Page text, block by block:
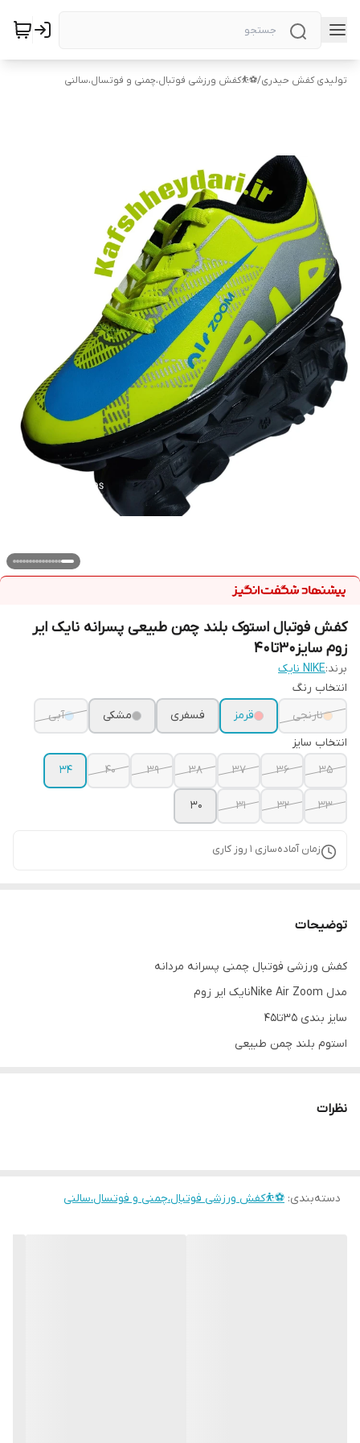
تولیدی کفش حیدری/⚽⛹️کفش ورزشی فوتبال،چمنی و فوتسال،سالنی
کفش فوتبال استوک بلند چمن طبیعی پسرانه نایک ایر
زوم سایز30تا40
برند:NIKE نایک
انتخاب رنگ
نارنجی
قرمز فسفری مشکی
آبی
انتخاب سایز
35
36
37
38
39
40
34
33
32
31
30
زمان آماده‌سازی 1 روز کاری
توضیحات
کفش ورزشی فوتبال چمنی پسرانه مردانه
مدل Nike Air Zoomنایک ایر زوم
سایز بندی 35تا45
استوم بلند چمن طبیعی
نظرات
دسته‌بندی: ⚽⛹️کفش ورزشی فوتبال،چمنی و فوتسال،سالنی